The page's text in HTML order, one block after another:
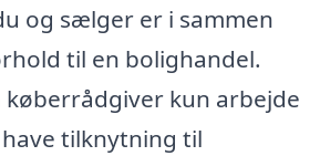
og sælger er i sammen
til en bolighandel.
køberrådgiver kun arbejde
tilknytning til